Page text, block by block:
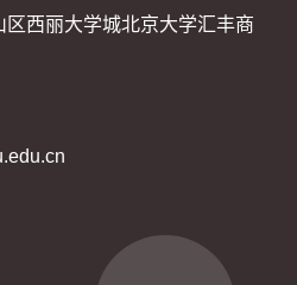
西丽大学城北京大学汇丰商